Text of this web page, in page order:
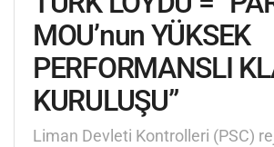
MOU’nun YÜKSEK
PERFORMANSLI
KURULUŞU”
Liman Devleti Kontrolleri (PSC)